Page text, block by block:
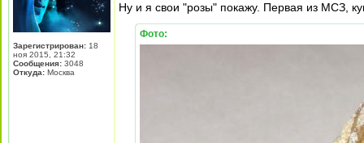
Зарегистрирован: 18
ноя 2015, 21:32
Сообщения: 3048
Откуда: Москва
Ну и я свои "розы" покажу. Первая из МСЗ,
Фото: